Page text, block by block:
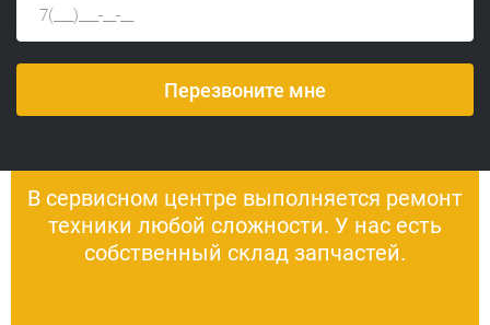
В сервисном центре выполняется ремонт
техники любой сложности. У нас есть
собственный склад запчастей.